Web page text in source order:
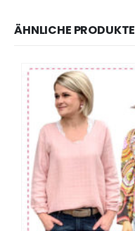
ÄHNLICHE PRODUKTE